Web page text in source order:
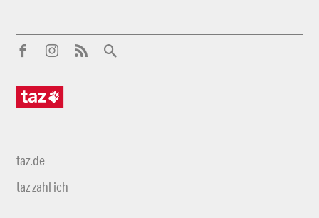
taz.de
taz zahl ich